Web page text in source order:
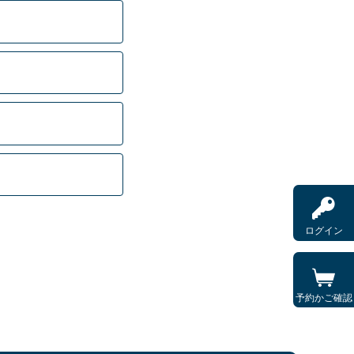
ログイン
予約かご確認